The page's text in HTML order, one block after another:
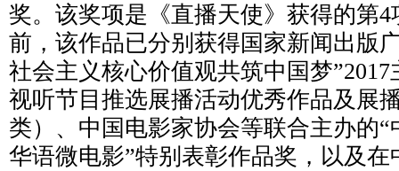
奖。该奖项是《直播天使》获得的第4
前，该作品已分别获得国家新闻出版
社会主义核心价值观共筑中国梦
视听节目推选展播活动优秀作品及展
类）、中国电影家协会等联合主办的“
华语微电影”特别表彰作品奖，以及在